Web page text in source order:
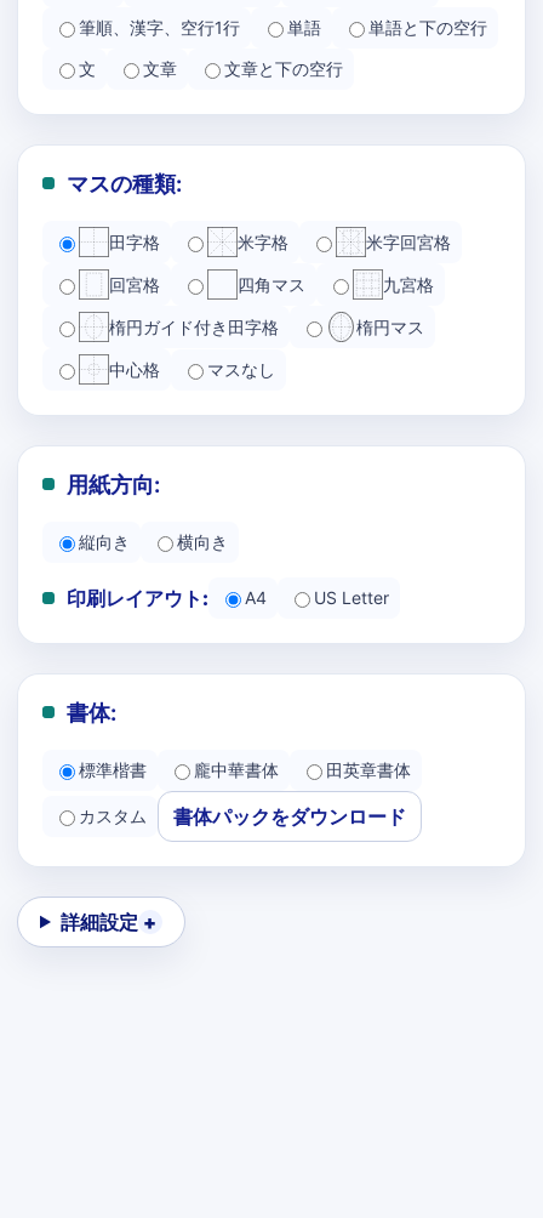
筆順、漢字、空行1行
単語
単語と下の空行
文
文章 文章と下の空行
マスの種類:
田字格 米字格 米字回宮格
回宮格 四角マス 九宮格
楕円ガイド付き田字格 楕円マス
中心格 マスなし
用紙方向:
縦向き 横向き
印刷レイアウト: A4 US Letter
書体:
標準楷書 龐中華書体 田英章書体
カスタム 書体パックをダウンロード
詳細設定